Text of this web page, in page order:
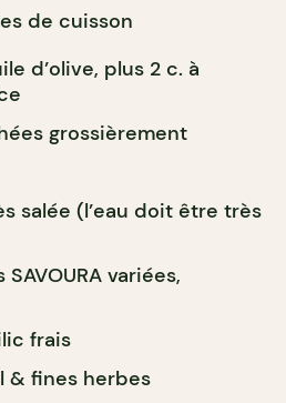
de cuisson
d’olive, plus 2 c. à
grossièrement
salée (l’eau doit être très
variées,
frais
& fines herbes